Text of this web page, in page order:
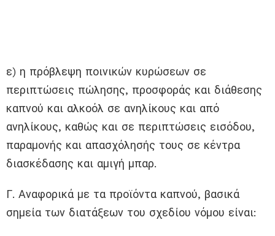
ε) η πρόβλεψη ποινικών κυρώσεων σε
περιπτώσεις πώλησης, προσφοράς και διάθεσης
καπνού και αλκοόλ σε ανηλίκους και από
ανηλίκους, καθώς και σε περιπτώσεις εισόδου,
παραμονής και απασχόλησής τους σε κέντρα
διασκέδασης και αμιγή μπαρ.
Γ. Αναφορικά με τα προϊόντα καπνού, βασικά
σημεία των διατάξεων του σχεδίου νόμου είναι: